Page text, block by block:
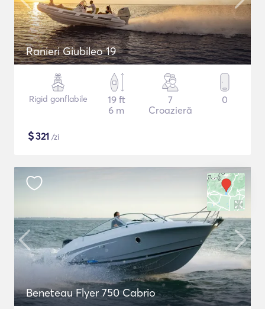
Ranieri Giubileo 19
Rigid gonflabile
19 ft
6 m
7
Croazieră
0
$321 /zi
Beneteau Flyer 750 Cabrio